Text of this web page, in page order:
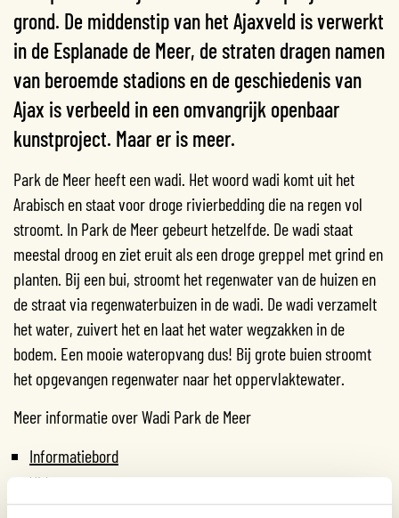
grond. De middenstip van het Ajaxveld is verwerkt
in de Esplanade de Meer, de straten dragen namen
van beroemde stadions en de geschiedenis van
Ajax is verbeeld in een omvangrijk openbaar
kunstproject. Maar er is meer.
Park de Meer heeft een wadi. Het woord wadi komt uit het
Arabisch en staat voor droge rivierbedding die na regen vol
stroomt. In Park de Meer gebeurt hetzelfde. De wadi staat
meestal droog en ziet eruit als een droge greppel met grind en
planten. Bij een bui, stroomt het regenwater van de huizen en
de straat via regenwaterbuizen in de wadi. De wadi verzamelt
het water, zuivert het en laat het water wegzakken in de
bodem. Een mooie wateropvang dus! Bij grote buien stroomt
het opgevangen regenwater naar het oppervlaktewater.
Meer informatie over Wadi Park de Meer
Informatiebord
Video